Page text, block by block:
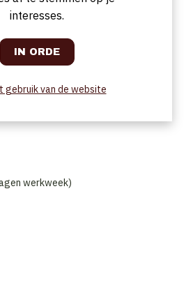
kennis vereist van Frans en Engels
werkweek)
werkweek)
interesses.
gebruik van de website